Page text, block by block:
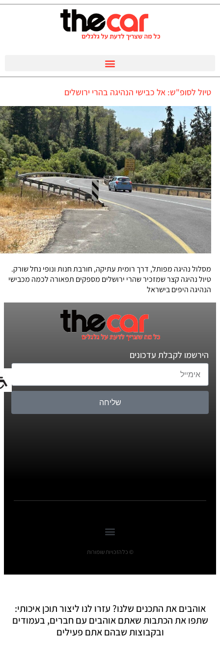
טיול לסופ"ש: אל כבישי הנהיגה בהרי ירושלים
מסלול נהיגה מפותל, דרך רומית עתיקה, חורבת חנות ונופי נחל שורק.
טיול נהיגה קצר שמזכיר שהרי ירושלים מספקים תפאורה לכמה מכבישי
הנהיגה היפים בישראל
הירשמו לקבלת עדכונים
שליחה
© כל הזכויות שומורות
אוהבים את התכנים שלנו? עזרו לנו ליצור תוכן איכותי:
שתפו את הכתבות שאתם אוהבים עם חברים, בעמודים
ובקבוצות שבהם אתם פעילים